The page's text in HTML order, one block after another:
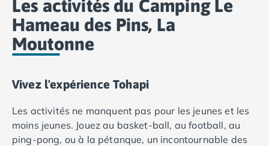
Camping Corrèze
Camping Lorraine
Camping Vosges
Camping Midi-Pyrénées
Camping Millau
Camping Saint-Amans-des-Cots
Camping Gers
Camping Lot
Les activités du Camping Le
Hameau des Pins, La
Moutonne
Vivez l'expérience Tohapi
Les activités ne manquent pas pour les jeunes et les
moins jeunes. Jouez au basket-ball, au football, au
ping-pong, ou à la pétanque, un incontournable des